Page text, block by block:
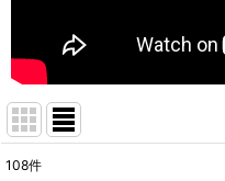
108件